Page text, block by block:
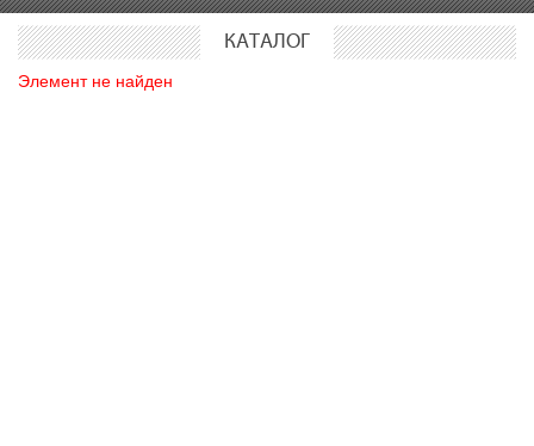
КАТАЛОГ
Элемент не найден